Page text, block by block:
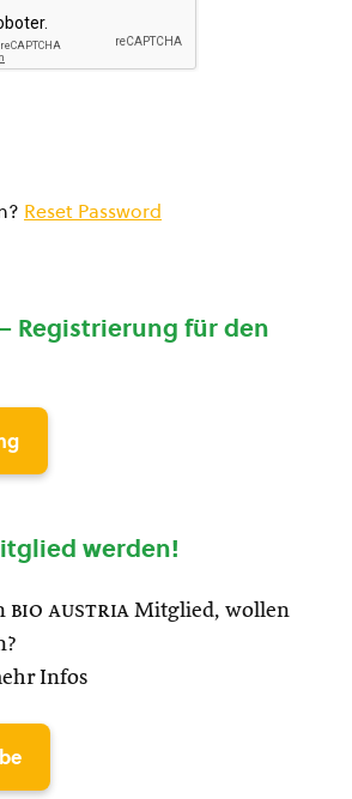
Reset Password
Registrierung für den
werden!
bio austria Mitglied, wollen
Infos